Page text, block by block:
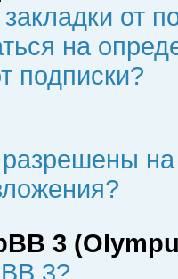
от
на
подписки?
разрешены
3
3?